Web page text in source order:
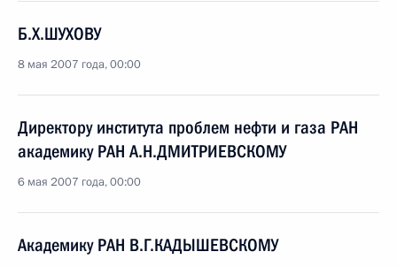
Б.Х.ШУХОВУ
8 мая 2007 года, 00:00
Директору института проблем нефти и газа РАН
академику РАН А.Н.ДМИТРИЕВСКОМУ
6 мая 2007 года, 00:00
Академику РАН В.Г.КАДЫШЕВСКОМУ